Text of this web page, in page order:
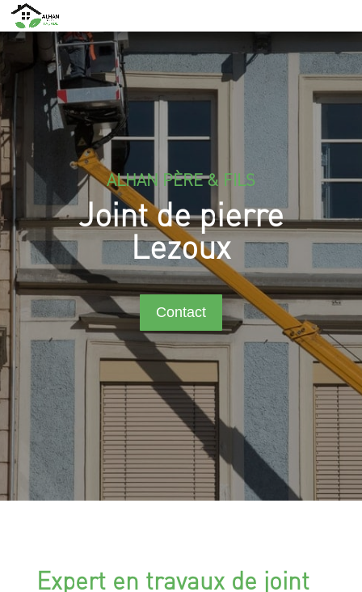
ALHAN PÈRE & FILS
Joint de pierre
Lezoux
Contact
Expert en travaux de joint